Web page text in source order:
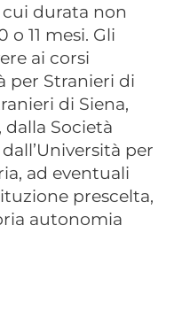
durata non
o 11 mesi. Gli
ai corsi
per Stranieri di
di Siena,
dalla Società
per
ad eventuali
prescelta,
autonomia